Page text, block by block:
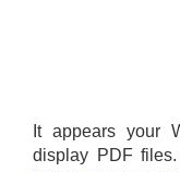
It appears your
display PDF files.